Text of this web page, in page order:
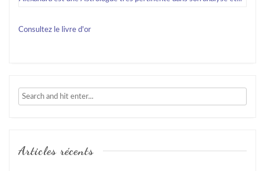
Consultez le livre d'or
Articles récents